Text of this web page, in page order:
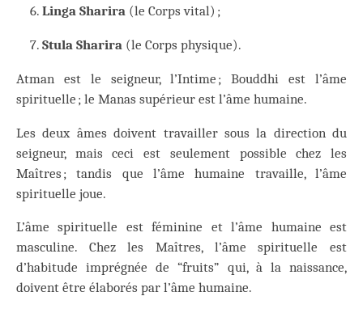
Linga Sharira (le Corps vital) ;
Stula Sharira (le Corps physique).
Atman est le seigneur, l’Intime ; Bouddhi est l’âme
spirituelle ; le Manas supérieur est l’âme humaine.
Les deux âmes doivent travailler sous la direction du
seigneur, mais ceci est seulement possible chez les
Maîtres ; tandis que l’âme humaine travaille, l’âme
spirituelle joue.
L’âme spirituelle est féminine et l’âme humaine est
masculine. Chez les Maîtres, l’âme spirituelle est
d’habitude imprégnée de “fruits” qui, à la naissance,
doivent être élaborés par l’âme humaine.